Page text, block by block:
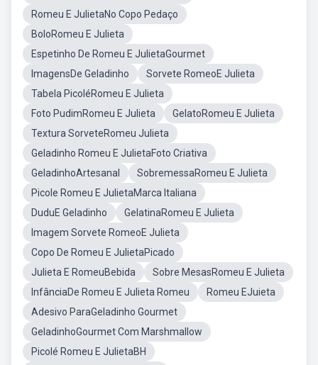
Romeu E JulietaNo Copo Pedaço
BoloRomeu E Julieta
Espetinho De Romeu E JulietaGourmet
ImagensDe Geladinho
Sorvete RomeoE Julieta
Tabela PicoléRomeu E Julieta
Foto PudimRomeu E Julieta
GelatoRomeu E Julieta
Textura SorveteRomeu Julieta
Geladinho Romeu E JulietaFoto Criativa
GeladinhoArtesanal
SobremessaRomeu E Julieta
Picole Romeu E JulietaMarca Italiana
DuduE Geladinho
GelatinaRomeu E Julieta
Imagem Sorvete RomeoE Julieta
Copo De Romeu E JulietaPicado
Julieta E RomeuBebida
Sobre MesasRomeu E Julieta
InfânciaDe Romeu E Julieta Romeu
Romeu EJuieta
Adesivo ParaGeladinho Gourmet
GeladinhoGourmet Com Marshmallow
Picolé Romeu E JulietaBH